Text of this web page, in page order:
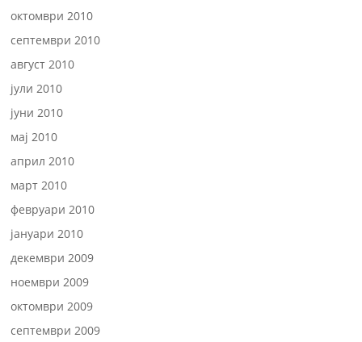
октомври 2010
септември 2010
август 2010
јули 2010
јуни 2010
мај 2010
април 2010
март 2010
февруари 2010
јануари 2010
декември 2009
ноември 2009
октомври 2009
септември 2009